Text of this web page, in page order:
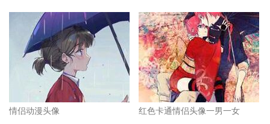
情侣动漫头像 红色卡通情侣头像一男一女